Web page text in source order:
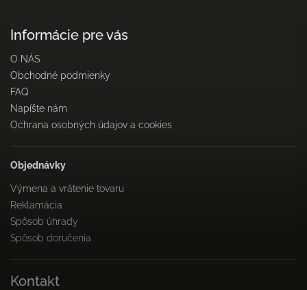
Informácie pre vás
O NÁS
Obchodné podmienky
FAQ
Napíšte nám
Ochrana osobných údajov a cookies
Objednávky
Výmena a vrátenie tovaru
Reklamácia
Spôsob úhrady
Spôsob doručenia
Kontakt